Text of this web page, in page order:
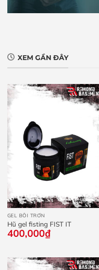
XEM GẦN ĐÂY
GEL BÔI TRƠN
Hũ gel fisting FIST IT
400,000₫